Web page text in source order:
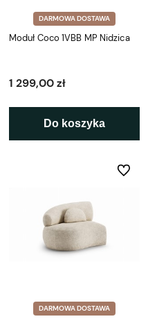
DARMOWA DOSTAWA
Moduł Coco 1VBB MP Nidzica
1 299,00 zł
Do koszyka
DARMOWA DOSTAWA
Do